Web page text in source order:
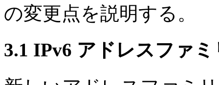
の変更点を説明する。
3.1 IPv6 アドレスファ